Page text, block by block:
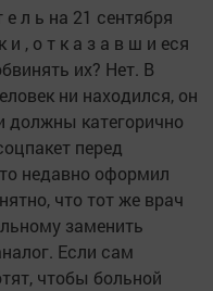
е л ь на 21 сентя­бря
и , о т к а з а в ш и ­еся
их? Нет. В
ни находился, он
должны категорич­но
перед
недавно офор­мил
что тот же врач
заменить
Если сам
чтобы больной